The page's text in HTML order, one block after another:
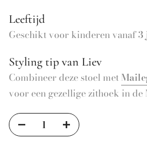
Leeftijd
Geschikt voor kinderen vanaf3
Styling tip van Liev
Combineer deze stoel met
voor een gezellige zithoek in